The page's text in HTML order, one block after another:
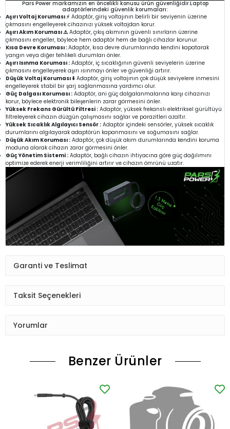
Pars Power markamızın en öncelikli konusu ürün güvenliğidir.Laptop
adaptörlerindeki güvenlik korumaları:
Aşırı Voltaj Koruması ⚡ Adaptör, giriş voltajının belirli bir seviyenin üzerine
çıkmasını engelleyerek cihazınızı yüksek voltajdan korur.
Aşırı Akım Koruması ⚠️Adaptör, çıkış akımının güvenli sınırların üzerine
çıkmasını engeller, böylece hem adaptör hem de bağlı cihazlar korunur.
Kısa Devre Koruması :Adaptör, kısa devre durumlarında kendini kapatarak
yangın veya diğer tehlikeli durumları önler.
Aşırı Isınma Koruması : Adaptör, iç sıcaklığının güvenli seviyelerin üzerine
çıkmasını engelleyerek aşırı ısınmayı önler ve güvenliği artırır.
Düşük Voltaj Koruması ⬇️ Adaptör, giriş voltajının çok düşük seviyelere inmesini
engelleyerek stabil bir şarj sağlanmasına yardımcı olur.
Güç Dalgası Koruması : Adaptör, ani güç dalgalanmalarına karşı cihazınızı
korur, böylece elektronik bileşenlerin zarar görmesini önler.
Yüksek Frekans Gürültü Filtresi : Adaptör, yüksek frekanslı elektriksel gürültüyü
filtreleyerek cihazın düzgün çalışmasını sağlar ve parazitleri azaltır.
Yüksek Sıcaklık Algılayıcı Sensör : Adaptör içindeki sensörler, yüksek sıcaklık
durumlarını algılayarak adaptörün kapanmasını ve soğumasını sağlar.
Düşük Akım Koruması : Adaptör, çok düşük akım durumlarında kendini koruma
moduna alarak cihazın zarar görmesini önler.
Güç Yönetim Sistemi : Adaptör, bağlı cihazın ihtiyacına göre güç dağılımını
optimize ederek enerji verimliliğini artırır ve cihazın ömrünü uzatır.
Garanti ve Teslimat
Taksit Seçenekleri
Yorumlar
Benzer Ürünler